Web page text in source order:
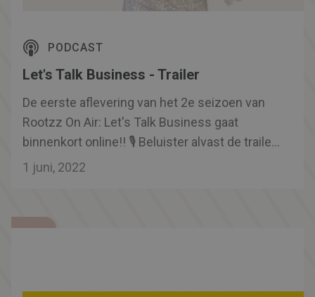
PODCAST
Let's Talk Business - Trailer
De eerste aflevering van het 2e seizoen van
Rootzz On Air: Let's Talk Business gaat
binnenkort online!! 🎙️ Beluister alvast de trailer
en houd de socials goed in de gaten!
1 juni, 2022